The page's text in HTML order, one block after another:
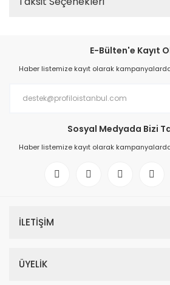
E-Bülten'e Kayıt
Haber listemize kayıt olarak
Sosyal Medyada Bizi
Haber listemize kayıt olarak
İLETİŞİM
ÜYELİK